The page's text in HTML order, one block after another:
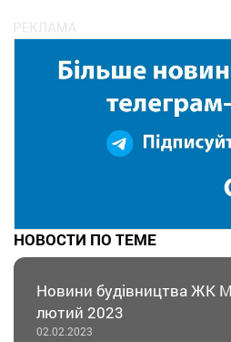
НОВОСТИ ПО ТЕМЕ
Новини будівництва ЖК
лютий 2023
02.02.2023